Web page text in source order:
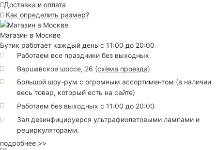
Доставка и оплата
Как определить размер?
Магазин в Москве
Бутик работает каждый день с 11:00 до 20:00
Работаем все праздники без выходных.
Варшавское шоссе, 26 (схема проезда)
Большой шоу-рум с огромным ассортиментом (в наличии
весь товар, который есть на сайте)
Работаем без выходных с 11:00 до 20:00
Зал дезинфицируерся ультрафиолетовыми лампами и
рециркуляторами.
подробнее >>